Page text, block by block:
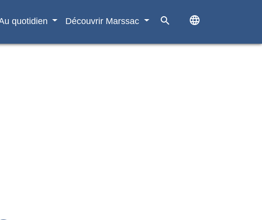
quotidien Découvrir Marssac search language